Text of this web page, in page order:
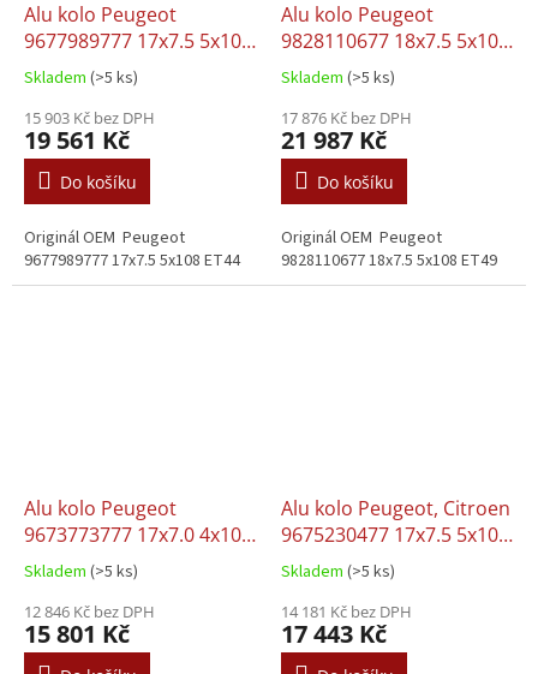
Alu kolo Peugeot
9677989777 17x7.5 5x108
ET44
Skladem (>5 ks)
15 903 Kč bez DPH
19 561 Kč
Do košíku
Originál OEM Peugeot
9677989777 17x7.5 5x108 ET44
Alu kolo Peugeot
9828110677 18x7.5 5x108
ET49
Skladem (>5 ks)
17 876 Kč bez DPH
21 987 Kč
Do košíku
Originál OEM Peugeot
9828110677 18x7.5 5x108 ET49
Alu kolo Peugeot
9673773777 17x7.0 4x108
ET25
Skladem (>5 ks)
12 846 Kč bez DPH
15 801 Kč
Alu kolo Peugeot, Citroen
9675230477 17x7.5 5x108
ET47
Skladem (>5 ks)
14 181 Kč bez DPH
17 443 Kč